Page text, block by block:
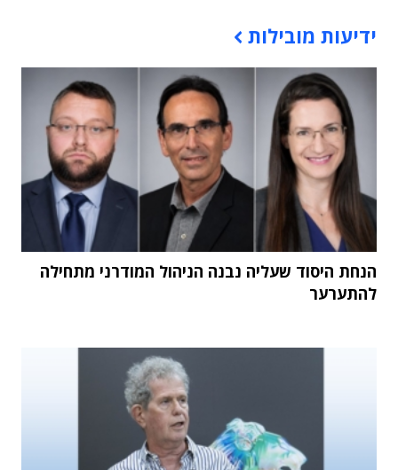
ידיעות מובילות
הנחת היסוד שעליה נבנה הניהול המודרני מתחילה
להתערער